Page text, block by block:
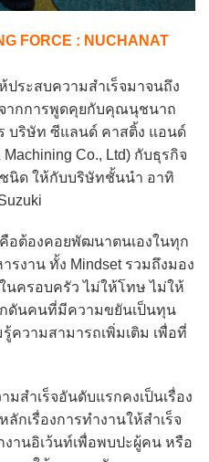
FORCE : NUCHANAT
ระสบความสำเร็จมาจนถึง
ากการพูดคุยกับคุณนุชนาถ
บริษัท ซีแลนด์ คาสติ้ง แอนด์
Co., Ltd) กับธุรกิจ
นิด ให้กับบริษัทชั้นนำ อาทิ
อต้องคอยพัฒนาตนเองในทุก
รงาน ทั้ง Mindset รวมถึงมอง
นครอบครัว ไม่ให้โทษ ไม่ให้
กดันคนที่มีความขยันเป็นทุน
ความสามารถเพิ่มเติม เพื่อที่
สำเร็จอันดับแรกคงเป็นเรื่อง
กเรื่องการทำงานให้สำเร็จ
งานอิเว้นท์เพื่อพบปะผู้คน หรือ